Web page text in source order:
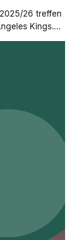
26 treffen
Kings.
der